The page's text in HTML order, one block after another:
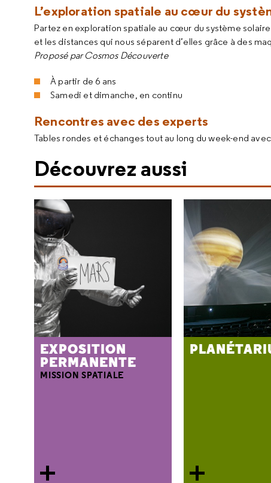
L’exploration spatiale au cœur du
Partez en exploration spatiale au cœur du système
et les distances qui nous séparent d’elles grâce à des
Proposé par Cosmos Découverte
À partir de 6 ans
Samedi et dimanche, en continu
Rencontres avec des experts
Tables rondes et échanges tout au long du week-end
Découvrez aussi
EXPOSITION
PERMANENTE
MISSION SPATIALE